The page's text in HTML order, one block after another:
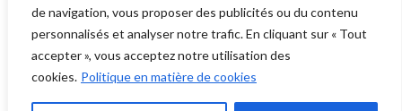
de navigation, vous proposer des publicités ou du contenu
personnalisés et analyser notre trafic. En cliquant sur « Tout
accepter », vous acceptez notre utilisation des
cookies. Politique en matière de cookies
En vous abonnant vous acceptez notre
Politique de
confidentialité
J'accepte
SUN BURNS OUT EST UN SITE ÉDITE PAR AUTRES DIRECTIONS . © 2014 -
2026 -
POLITIQUE DE CONFIDENTIALITÉ